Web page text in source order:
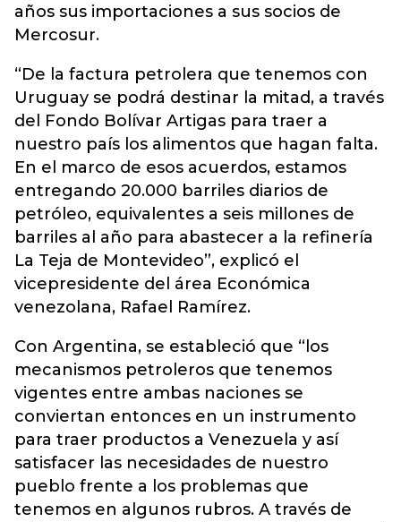
años sus importaciones a sus socios de
Mercosur.
“De la factura petrolera que tenemos con
Uruguay se podrá destinar la mitad, a través
del Fondo Bolívar Artigas para traer a
nuestro país los alimentos que hagan falta.
En el marco de esos acuerdos, estamos
entregando 20.000 barriles diarios de
petróleo, equivalentes a seis millones de
barriles al año para abastecer a la refinería
La Teja de Montevideo”, explicó el
vicepresidente del área Económica
venezolana, Rafael Ramírez.
Con Argentina, se estableció que “los
mecanismos petroleros que tenemos
vigentes entre ambas naciones se
conviertan entonces en un instrumento
para traer productos a Venezuela y así
satisfacer las necesidades de nuestro
pueblo frente a los problemas que
tenemos en algunos rubros. A través de